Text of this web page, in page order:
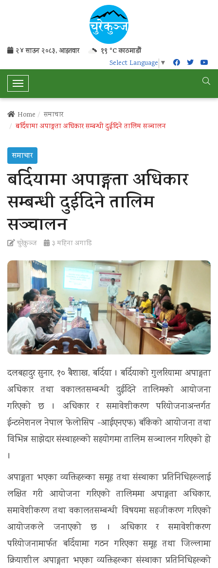
२४ साउन २०८३, आइतवार १९ °C काठमाडौं
Select Language ▼
T
o
g
N
a
v
g
t
o
n
Home
समाचार
बर्दियामा अपाङ्गता अधिकार सम्बन्धी दुईदिने तालिम सञ्चालन
समाचार
बर्दियामा अपाङ्गता अधिकार
सम्बन्धी दुईदिने तालिम
सञ्चालन
चुरेकुञ्ज ३ महिना अगाडि
दलबहादुर सुनार, १० बैशाख, बर्दिया । बर्दियाको गुलरियामा अपाङ्गता
अधिकार तथा वकालतसम्बन्धी दुईदिने तालिमको आयोजना
गरिएको छ । अधिकार र समावेशीकरण परियोजनाअन्तर्गत
ईन्टरनेशनल नेपाल फेलोसिप -आईएनएफ) बाँकेको आयोजना तथा
विभिन्न साझेदार संस्थाहरूको सहयोगमा तालिम सञ्चालन गरिएको हो
।
अपाङ्गता भएका व्यक्तिहरूका समूह तथा संस्थाका प्रतिनिधिहरूलाई
लक्षित गरी आयोजना गरिएको तालिममा अपाङ्गता अधिकार,
समावेशीकरण तथा वकालतसम्बन्धी विषयमा सहजीकरण गरिएको
आयोजकले जनाएको छ । अधिकार र समावेशीकरण
परियोजनामार्फत बर्दियामा गठन गरिएका समूह तथा जिल्लामा
क्रियाशील अपाङ्गता भएका व्यक्तिहरूका संस्थाका प्रतिनिधिहरूको